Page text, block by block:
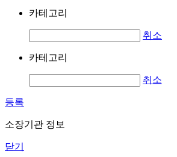
카테고리
취소
카테고리
취소
등록
소장기관 정보
닫기